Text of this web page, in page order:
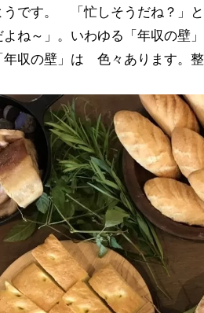
うです。 「忙しそうだね？」
よね～」。いわゆる「年収の
年収の壁」は 色々あります。整